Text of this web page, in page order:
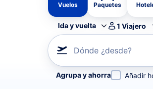
Vuelos Paquetes
Ida y vuelta 1 Viajero
Dónde ¿desde?
Refina tu búsqueda por
Agrupa y ahorra Añadir